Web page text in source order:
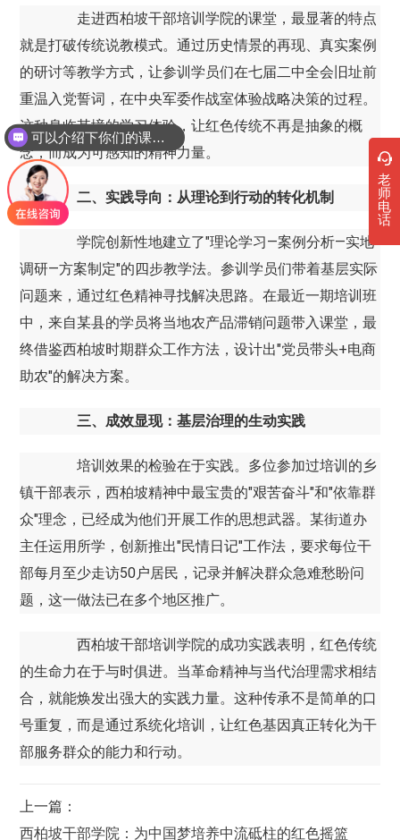
走进西柏坡干部培训学院的课堂，最显著的特点
就是打破传统说教模式。通过历史情景的再现、真实案例
的研讨等教学方式，让参训学员们在七届二中全会旧址前
重温入党誓词，在中央军委作战室体验战略决策的过程。
这种身临其境的学习体验，让红色传统不再是抽象的概
念，而成为可感知的精神力量。
二、实践导向：从理论到行动的转化机制
学院创新性地建立了"理论学习—案例分析—实地
调研—方案制定"的四步教学法。参训学员们带着基层实际
问题来，通过红色精神寻找解决思路。在最近一期培训班
中，来自某县的学员将当地农产品滞销问题带入课堂，最
终借鉴西柏坡时期群众工作方法，设计出"党员带头+电商
助农"的解决方案。
三、成效显现：基层治理的生动实践
培训效果的检验在于实践。多位参加过培训的乡
镇干部表示，西柏坡精神中最宝贵的"艰苦奋斗"和"依靠群
众"理念，已经成为他们开展工作的思想武器。某街道办
主任运用所学，创新推出"民情日记"工作法，要求每位干
部每月至少走访50户居民，记录并解决群众急难愁盼问
题，这一做法已在多个地区推广。
西柏坡干部培训学院的成功实践表明，红色传统
的生命力在于与时俱进。当革命精神与当代治理需求相结
合，就能焕发出强大的实践力量。这种传承不是简单的口
号重复，而是通过系统化培训，让红色基因真正转化为干
部服务群众的能力和行动。
上一篇：
西柏坡干部学院：为中国梦培养中流砥柱的红色摇篮
老
师
电
话
可以介绍下你们的课程吗？